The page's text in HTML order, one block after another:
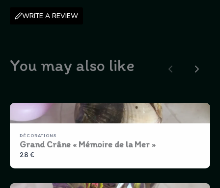
WRITE A REVIEW
You may also like
PreviousNext
DÉCORATIONS
Grand Crâne « Mémoire de la Mer »
28 €